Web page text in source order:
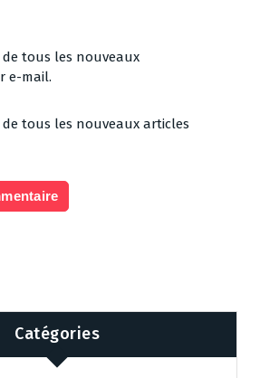
de tous les nouveaux
e-mail.
de tous les nouveaux articles
Catégories